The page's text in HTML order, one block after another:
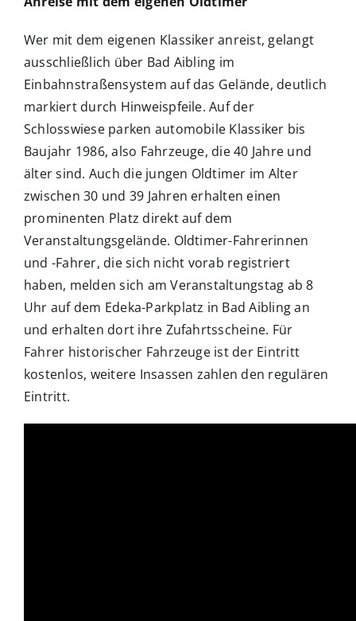
Wer mit dem eigenen Klassiker anreist, gelangt
ausschließlich über Bad Aibling im
Einbahnstraßensystem auf das Gelände, deutlich
markiert durch Hinweispfeile. Auf der
Schlosswiese parken automobile Klassiker bis
Baujahr 1986, also Fahrzeuge, die 40 Jahre und
älter sind. Auch die jungen Oldtimer im Alter
zwischen 30 und 39 Jahren erhalten einen
prominenten Platz direkt auf dem
Veranstaltungsgelände. Oldtimer-Fahrerinnen
und -Fahrer, die sich nicht vorab registriert
haben, melden sich am Veranstaltungstag ab 8
Uhr auf dem Edeka-Parkplatz in Bad Aibling an
und erhalten dort ihre Zufahrtsscheine. Für
Fahrer historischer Fahrzeuge ist der Eintritt
kostenlos, weitere Insassen zahlen den regulären
Eintritt.